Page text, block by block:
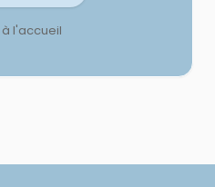
à l'accueil